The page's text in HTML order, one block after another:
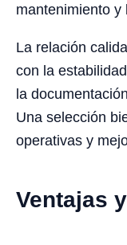
mantenimiento y
La relación
con la
la
Una selección
operativas y
Ventajas